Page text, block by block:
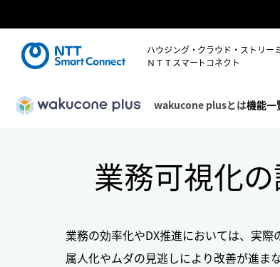
ハウジング・クラウド・ストリー
ＮＴＴスマートコネクト
wakucone plusとは機能一
業務可視化
業務の効率化やDX推進においては、実
属人化やムダの見逃しにより改善が進ま